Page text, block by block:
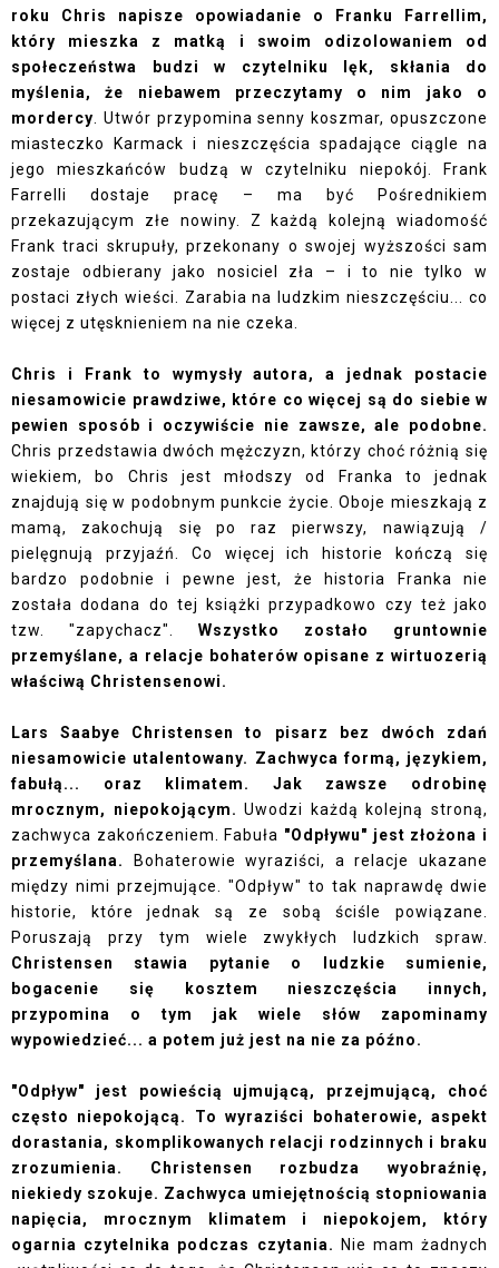
roku Chris napisze opowiadanie o Franku Farrellim,
który mieszka z matką i swoim odizolowaniem od
społeczeństwa budzi w czytelniku lęk, skłania do
myślenia, że niebawem przeczytamy o nim jako o
mordercy . Utwór przypomina senny koszmar, opuszczone
miasteczko Karmack i nieszczęścia spadające ciągle na
jego mieszkańców budzą w czytelniku niepokój. Frank
Farrelli dostaje pracę – ma być Pośrednikiem
przekazującym złe nowiny. Z każdą kolejną wiadomość
Frank traci skrupuły, przekonany o swojej wyższości sam
zostaje odbierany jako nosiciel zła – i to nie tylko w
postaci złych wieści. Zarabia na ludzkim nieszczęściu... co
więcej z utęsknieniem na nie czeka.
Chris i Frank to wymysły autora, a jednak postacie
niesamowicie prawdziwe, które co więcej są do siebie w
pewien sposób i oczywiście nie zawsze, ale podobne.
Chris przedstawia dwóch mężczyzn, którzy choć różnią się
wiekiem, bo Chris jest młodszy od Franka to jednak
znajdują się w podobnym punkcie życie. Oboje mieszkają z
mamą, zakochują się po raz pierwszy, nawiązują /
pielęgnują przyjaźń. Co więcej ich historie kończą się
bardzo podobnie i pewne jest, że historia Franka nie
została dodana do tej książki przypadkowo czy też jako
tzw. "zapychacz". Wszystko zostało gruntownie
przemyślane, a relacje bohaterów opisane z wirtuozerią
właściwą Christensenowi.
Lars Saabye Christensen to pisarz bez dwóch zdań
niesamowicie utalentowany. Zachwyca formą, językiem,
fabułą... oraz klimatem. Jak zawsze odrobinę
mrocznym, niepokojącym. Uwodzi każdą kolejną stroną,
zachwyca zakończeniem. Fabuła "Odpływu" jest złożona i
przemyślana.
Bohaterowie wyraziści, a relacje ukazane
między nimi przejmujące. "Odpływ" to tak naprawdę dwie
historie, które jednak są ze sobą ściśle powiązane.
Poruszają przy tym wiele zwykłych ludzkich spraw.
Christensen stawia pytanie o ludzkie sumienie,
bogacenie się kosztem nieszczęścia innych,
przypomina o tym jak wiele słów zapominamy
wypowiedzieć... a potem już jest na nie za późno.
"Odpływ" jest powieścią ujmującą, przejmującą, choć
często niepokojącą. To wyraziści bohaterowie, aspekt
dorastania, skomplikowanych relacji rodzinnych i braku
zrozumienia. Christensen rozbudza wyobraźnię,
niekiedy szokuje. Zachwyca umiejętnością stopniowania
napięcia, mrocznym klimatem i niepokojem, który
ogarnia czytelnika podczas czytania. Nie mam żadnych